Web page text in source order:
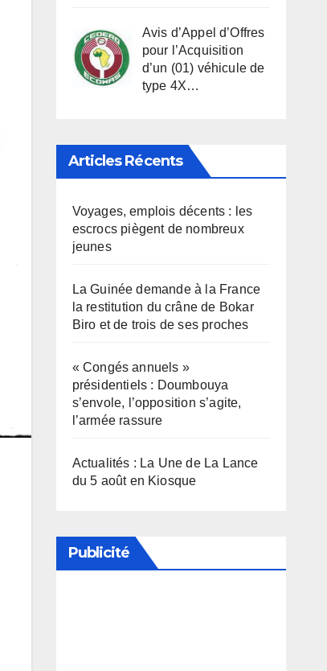
Avis d’Appel d’Offres
pour l’Acquisition
d’un (01) véhicule de
type 4X…
Articles Récents
Voyages, emplois décents : les
escrocs piègent de nombreux
jeunes
La Guinée demande à la France
la restitution du crâne de Bokar
Biro et de trois de ses proches
« Congés annuels »
présidentiels : Doumbouya
s’envole, l’opposition s’agite,
l’armée rassure
Actualités : La Une de La Lance
du 5 août en Kiosque
Publicité